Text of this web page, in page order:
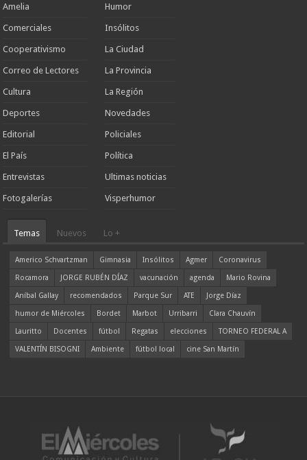
Amelia
Comerciales
Cooperativismo
Correo de Lectores
Cultura
Deportes
Editorial
El País
Entrevistas
Fotogalerías
Humor
Insólitos
La Ciudad
La Provincia
La Región
Novedades
Policiales
Política
Ultimas noticias
Visperhumor
Temas Nuevos Lo +
Americo Schvartzman Gimnasia Insólitos Agmer
Coronavirus
Rocamora
JORGE RUBÉN DÍAZ vacunación agenda
Mario Rovina
Aníbal Gallay
recomendados Parque Sur ATE
Jorge Díaz
humor de Miércoles
Bordet Marbot Urribarri
Clara Chauvín
Lauritto
Docentes fútbol Regatas elecciones
TORNEO FEDERAL A
VALENTÍN BISOGNI
Ambiente fútbol local cine San Martín